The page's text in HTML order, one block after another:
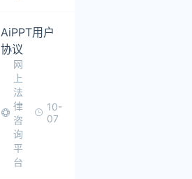
AiPPT用户
协议
网
上
法
律
咨
询
平
台
10-
07